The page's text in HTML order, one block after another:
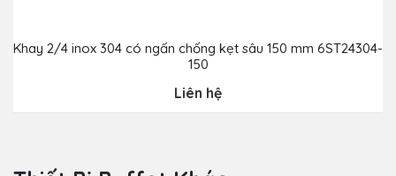
Khay 2/4 inox 304 có ngấn chống kẹt sâu 150 mm 6ST24304-
150
Liên hệ